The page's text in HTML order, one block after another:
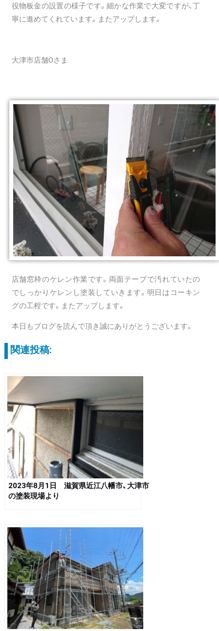
役物板金の設置の様子です。細かな作業で大変ですが、丁
寧に進めてくれています。またアップします。
大津市店舗Oさま
店舗窓枠のケレン作業です。両面テープで汚れていたの
でしっかりケレンし塗装していきます。明日はコーキン
グの工程です。またアップします。
本日もブログを読んで頂き誠にありがとうございます。
関連投稿:
2023年8月1日 滋賀県近江八幡市、大津市
の塗装現場より